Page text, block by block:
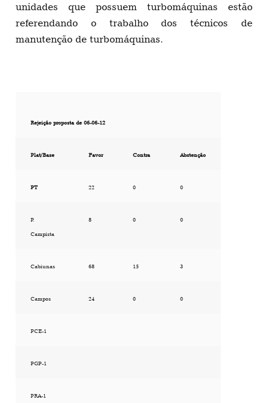
unidades que possuem turbomáquinas estão
referendando o trabalho dos técnicos de
manutenção de turbomáquinas.
Rejeição proposta de 06-06-12
Plat/Base Favor Contra Abstenção
PT 22 0 0
P.
Campista
8 0 0
Cabiunas 68 15 3
Campos 24 0 0
PCE-1
PGP-1
PRA-1